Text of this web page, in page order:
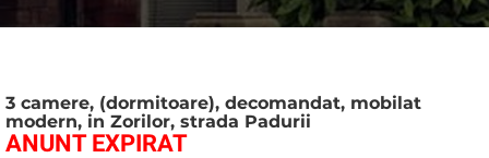
3 camere, (dormitoare), decomandat, mobilat
modern, in Zorilor, strada Padurii
ANUNT EXPIRAT